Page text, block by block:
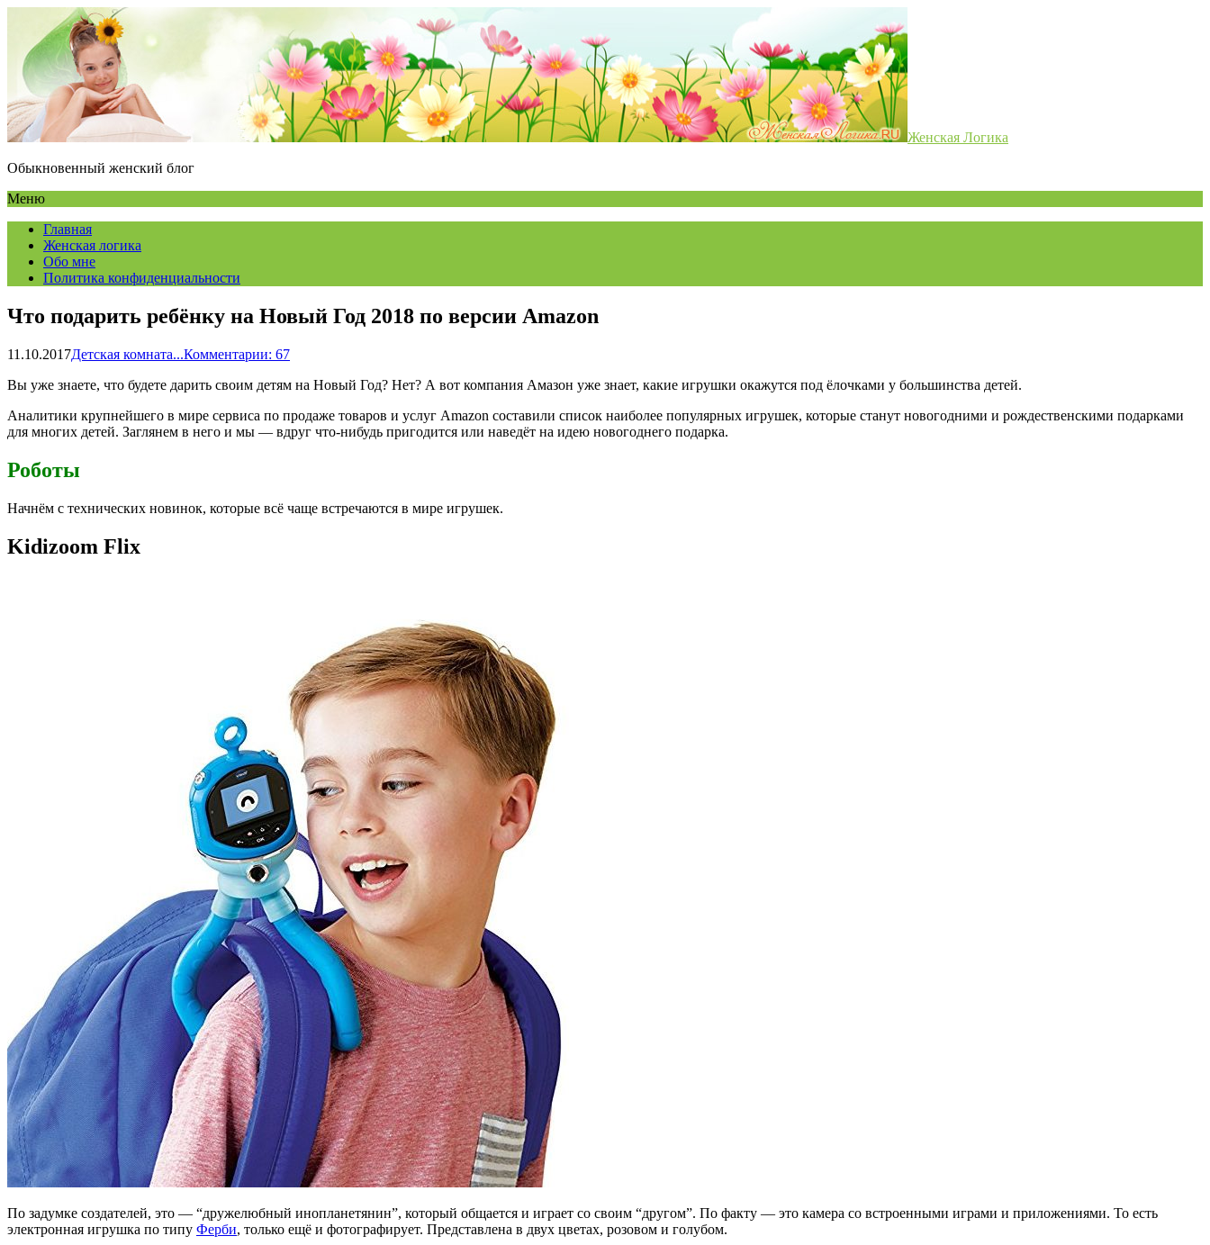
Женская Логика
Обыкновенный женский блог
Меню
Главная
Женская логика
Обо мне
Политика конфиденциальности
Что подарить ребёнку на Новый Год 2018 по версии Amazon
11.10.2017Детская комната...Комментарии: 67
Вы уже знаете, что будете дарить своим детям на Новый Год? Нет? А вот компания Амазон уже знает, какие игрушки окажутся под ёлочками у большинства детей.
Аналитики крупнейшего в мире сервиса по продаже товаров и услуг Amazon составили список наиболее популярных игрушек, которые станут новогодними и рождественскими подарками
для многих детей. Заглянем в него и мы — вдруг что-нибудь пригодится или наведёт на идею новогоднего подарка.
Роботы
Начнём с технических новинок, которые всё чаще встречаются в мире игрушек.
Kidizoom Flix
По задумке создателей, это — “дружелюбный инопланетянин”, который общается и играет со своим “другом”. По факту — это камера со встроенными играми и приложениями. То есть
электронная игрушка по типу Ферби, только ещё и фотографирует. Представлена в двух цветах, розовом и голубом.